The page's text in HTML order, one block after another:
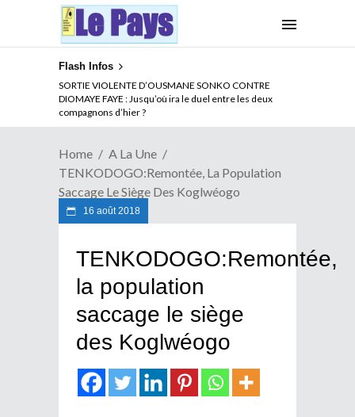
Flash Infos
SORTIE VIOLENTE D’OUSMANE SONKO CONTRE
DIOMAYE FAYE : Jusqu’où ira le duel entre les deux
compagnons d’hier ?
NOUVELLE ATTAQUE MEURTRIERE DES ADF EN RDC :
Comment arrêter la spirale de la violence au Congo
Home
A La Une
TENKODOGO:Remontée, La Population
Saccage Le Siège Des Koglwéogo
16 août 2018
TENKODOGO:Remontée,
la population
saccage le siège
des Koglwéogo